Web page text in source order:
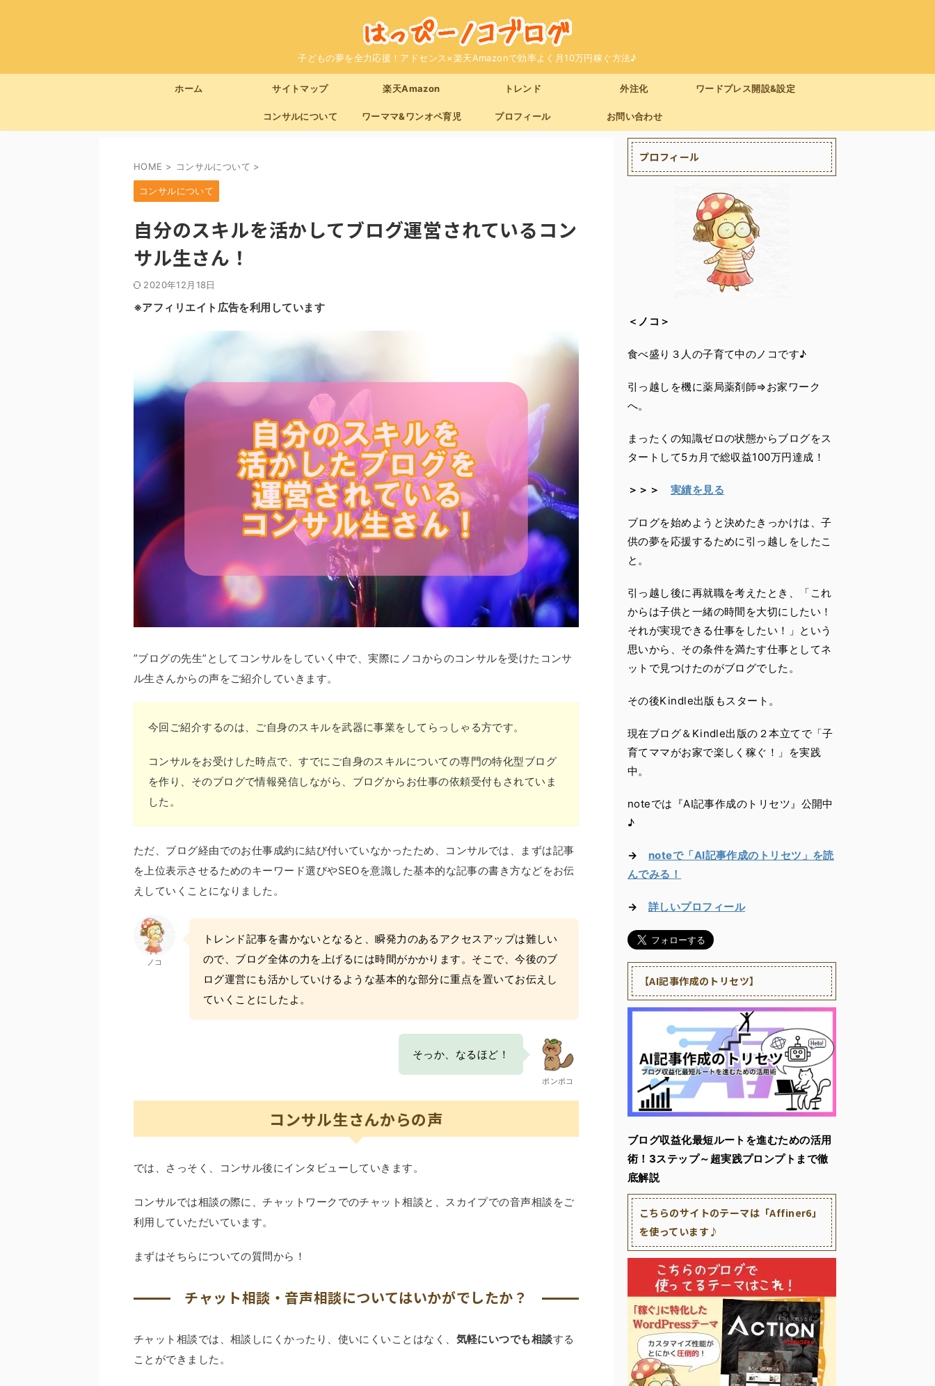
子どもの夢を全力応援！アドセンス×楽天Amazonで効率よく月10万円稼ぐ方法♪
ホーム サイトマップ 楽天Amazon トレンド 外注化 ワードプレス開設&設定
コンサルについて ワーママ&ワンオペ育児 プロフィール お問い合わせ
HOME > コンサルについて >
コンサルについて
自分のスキルを活かしてブログ運営されているコン
サル生さん！
2020年12月18日
※アフィリエイト広告を利用しています
”ブログの先生”としてコンサルをしていく中で、実際にノコからのコンサルを受けたコンサ
ル生さんからの声をご紹介していきます。
今回ご紹介するのは、ご自身のスキルを武器に事業をしてらっしゃる方です。
コンサルをお受けした時点で、すでにご自身のスキルについての専門の特化型ブログ
を作り、そのブログで情報発信しながら、ブログからお仕事の依頼受付もされていま
した。
ただ、ブログ経由でのお仕事成約に結び付いていなかったため、コンサルでは、まずは記事
を上位表示させるためのキーワード選びやSEOを意識した基本的な記事の書き方などをお伝
えしていくことになりました。
ノコ
トレンド記事を書かないとなると、瞬発力のあるアクセスアップは難しい
ので、ブログ全体の力を上げるには時間がかかります。そこで、今後のブ
ログ運営にも活かしていけるような基本的な部分に重点を置いてお伝えし
ていくことにしたよ。
そっか、なるほど！
ポンポコ
コンサル生さんからの声
では、さっそく、コンサル後にインタビューしていきます。
コンサルでは相談の際に、チャットワークでのチャット相談と、スカイプでの音声相談をご
利用していただいています。
まずはそちらについての質問から！
チャット相談・音声相談についてはいかがでしたか？
チャット相談では、相談しにくかったり、使いにくいことはなく、 気軽にいつでも相談する
ことができました。
プロフィール
＜ノコ＞
食べ盛り３人の子育て中のノコです♪
引っ越しを機に薬局薬剤師⇒お家ワーク
へ。
まったくの知識ゼロの状態からブログをス
タートして5カ月で総収益100万円達成！
＞＞＞ 実績を見る
ブログを始めようと決めたきっかけは、子
供の夢を応援するために引っ越しをしたこ
と。
引っ越し後に再就職を考えたとき、「これ
からは子供と一緒の時間を大切にしたい！
それが実現できる仕事をしたい！」という
思いから、その条件を満たす仕事としてネ
ットで見つけたのがブログでした。
その後Kindle出版もスタート。
現在ブログ＆Kindle出版の２本立てで「子
育てママがお家で楽しく稼ぐ！」を実践
中。
noteでは『AI記事作成のトリセツ』公開中
♪
→ noteで「AI記事作成のトリセツ」を読
んでみる！
→ 詳しいプロフィール
【AI記事作成のトリセツ】
ブログ収益化最短ルートを進むための活用
術！ 3ステップ～超実践プロンプトまで徹
底解説
こちらのサイトのテーマは「Affiner6」
を使っています♪